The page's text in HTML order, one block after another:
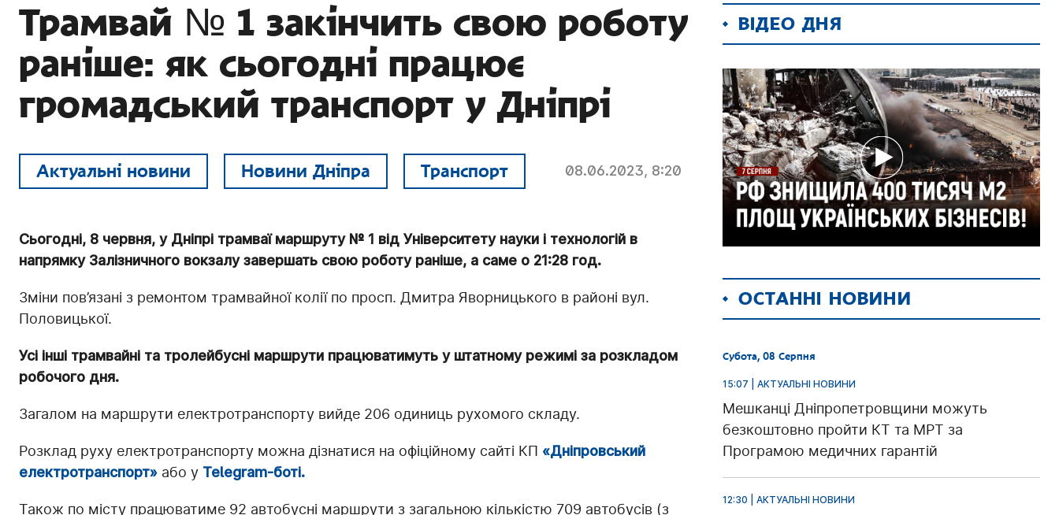
Трамвай № 1 закінчить свою роботу
раніше: як сьогодні працює
громадський транспорт у Дніпрі
Актуальні новини Новини Дніпра Транспорт 08.06.2023, 8:20
Сьогодні, 8 червня, у Дніпрі трамваї маршруту № 1 від Університету науки і технологій в
напрямку Залізничного вокзалу завершать свою роботу раніше, а саме о 21:28 год.
Зміни пов’язані з ремонтом трамвайної колії по просп. Дмитра Яворницького в районі вул.
Половицької.
Усі інші трамвайні та тролейбусні маршрути працюватимуть у штатному режимі за розкладом
робочого дня.
Загалом на маршрути електротранспорту вийде 206 одиниць рухомого складу.
Розклад руху електротранспорту можна дізнатися на офіційному сайті КП «Дніпровський
електротранспорт» або у Telegram-боті.
Також по місту працюватиме 92 автобусні маршрути з загальною кількістю 709 автобусів (з
ВІДЕО ДНЯ
ОСТАННІ НОВИНИ
Субота, 08 Серпня
15:07 | АКТУАЛЬНІ НОВИНИ
Мешканці Дніпропетровщини можуть
безкоштовно пройти КТ та МРТ за
Програмою медичних гарантій
12:30 | АКТУАЛЬНІ НОВИНИ